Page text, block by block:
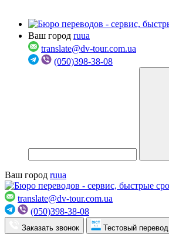
Ваш город ruua
translate@dv-tour.com.ua
(050)398-38-08
Ваш город ruua
translate@dv-tour.com.ua
(050)398-38-08
Заказать звонок Тестовый перевод